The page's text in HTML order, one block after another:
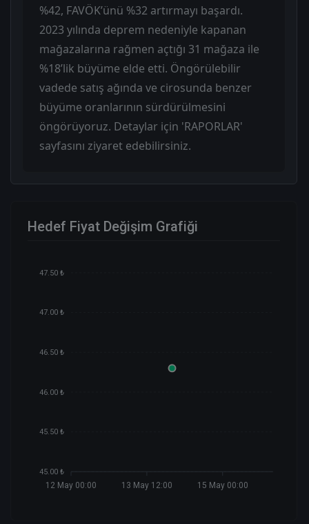
%42, FAVÖK’ünü %32 artırmayı başardı.
2023 yılında deprem nedeniyle kapanan
mağazalarına rağmen açtığı 31 mağaza ile
%18’lik büyüme elde etti. Öngörülebilir
vadede satış ağında ve cirosunda benzer
büyüme oranlarının sürdürülmesini
öngörüyoruz. Detaylar için 'RAPORLAR'
sayfasını ziyaret edebilirsiniz.
Hedef Fiyat Değişim Grafiği
47.50 ₺
47.00 ₺
46.50 ₺
46.00 ₺
45.50 ₺
45.00 ₺
12 May 00:00 13 May 12:00 15 May 00:00